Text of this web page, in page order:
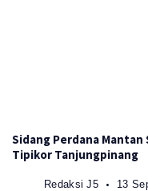
Sidang Perdana
Tipikor Tanjungpinang
Redaksi J5 13